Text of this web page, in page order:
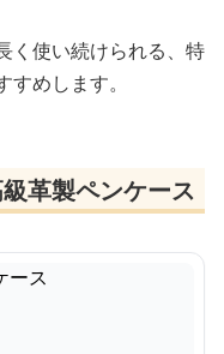
く使い続けられる、特
めします。
革製ペンケース